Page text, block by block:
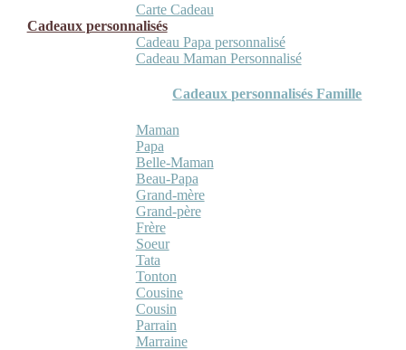
Carte Cadeau
Cadeaux personnalisés
Cadeau Papa personnalisé
Cadeau Maman Personnalisé
Cadeaux personnalisés Famille
Maman
Papa
Belle-Maman
Beau-Papa
Grand-mère
Grand-père
Frère
Soeur
Tata
Tonton
Cousine
Cousin
Parrain
Marraine